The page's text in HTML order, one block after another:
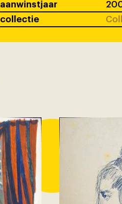
aanwinstjaar
collectie